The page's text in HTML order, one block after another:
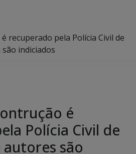
recuperado pela Polícia Civil de
indiciados
é
Polícia Civil de
autores são